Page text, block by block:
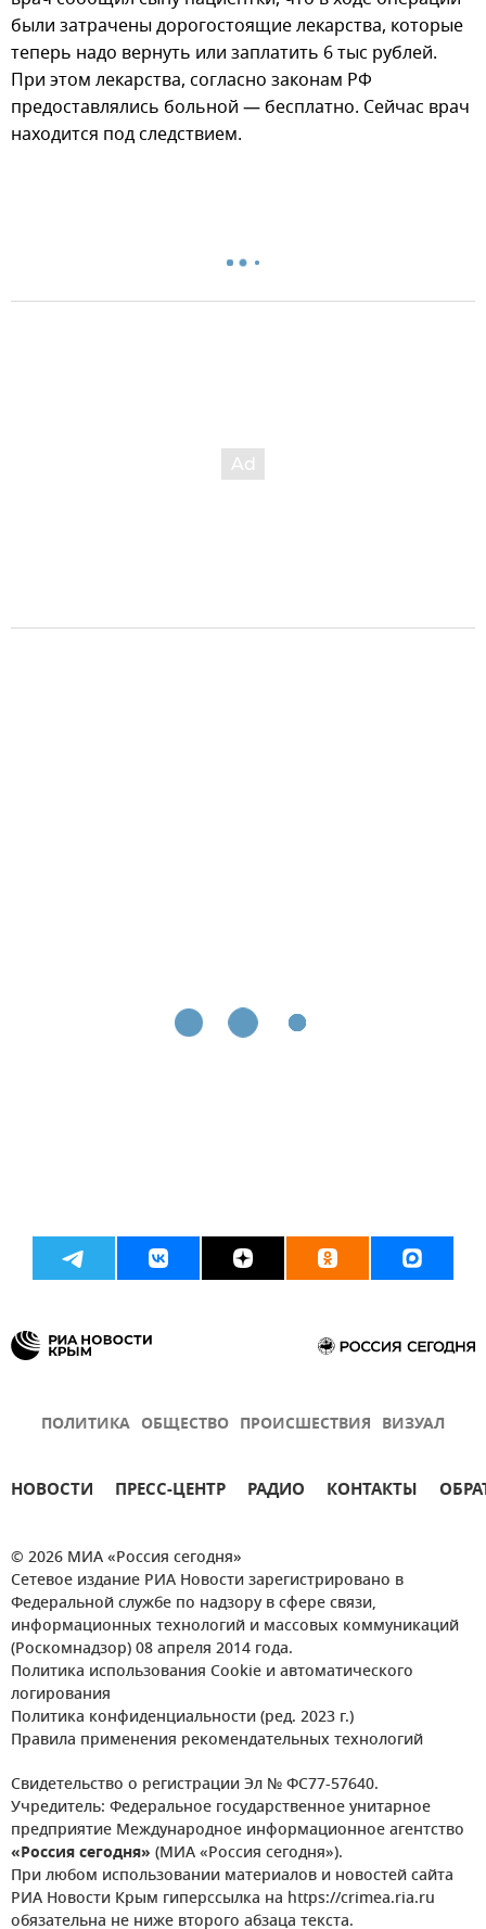
были затрачены дорогостоящие лекарства, которые
теперь надо вернуть или заплатить 6 тыс рублей.
При этом лекарства, согласно законам РФ
предоставлялись больной — бесплатно. Сейчас врач
находится под следствием.
ПОЛИТИКА ОБЩЕСТВО ПРОИСШЕСТВИЯ ВИЗУАЛ
НОВОСТИ ПРЕСС-ЦЕНТР РАДИО КОНТАКТЫ
© 2026 МИА «Россия сегодня»
Сетевое издание РИА Новости зарегистрировано в
Федеральной службе по надзору в сфере связи,
информационных технологий и массовых коммуникаций
(Роскомнадзор) 08 апреля 2014 года.
Политика использования Cookie и автоматического
логирования
Политика конфиденциальности (ред. 2023 г.)
Правила применения рекомендательных технологий
Свидетельство о регистрации Эл № ФС77-57640.
Учредитель: Федеральное государственное унитарное
предприятие Международное информационное агентство
«Россия сегодня» (МИА «Россия сегодня»).
При любом использовании материалов и новостей сайта
РИА Новости Крым гиперссылка на https://crimea.ria.ru
обязательна не ниже второго абзаца текста.